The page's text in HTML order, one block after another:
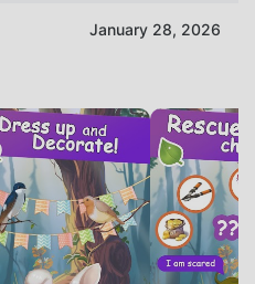
January 28, 2026